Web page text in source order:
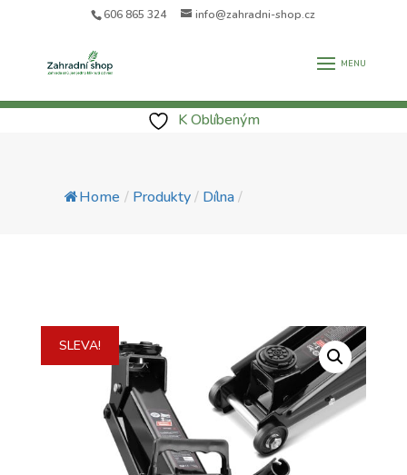
606 865 324 info@zahradni-shop.cz
K Oblíbeným
Home / Produkty/ Dílna/
SLEVA!